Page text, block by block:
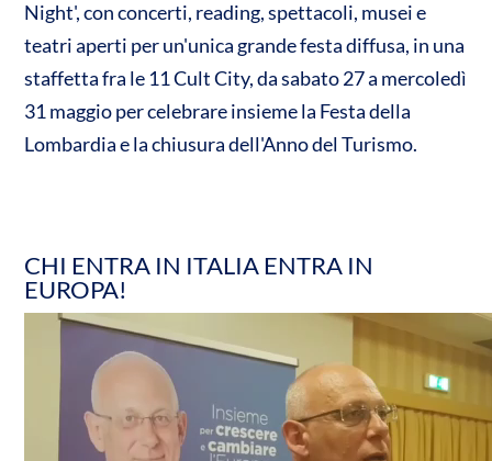
Night', con concerti, reading, spettacoli, musei e
teatri aperti per un'unica grande festa diffusa, in una
staffetta fra le 11 Cult City, da sabato 27 a mercoledì
31 maggio per celebrare insieme la Festa della
Lombardia e la chiusura dell'Anno del Turismo.
CHI ENTRA IN ITALIA ENTRA IN
EUROPA!